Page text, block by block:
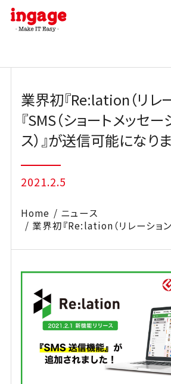
Skip
content
業界初『Re:lation（リレ
『SMS（ショートメッセ
ス）』が送信可能になり
2021.2.5
Home
ニュース
業界初『Re:lation（リレーショ